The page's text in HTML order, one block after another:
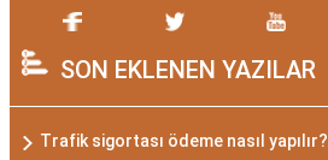
SON EKLENEN YAZILAR
Trafik sigortası ödeme nasıl yapılır?